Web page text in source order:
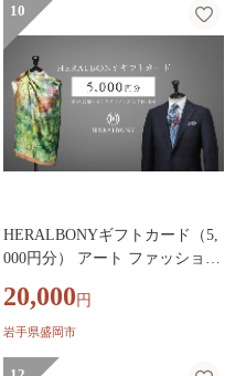
810
HERALBONYギフトカード（5,
000円分） アート ファッション
ント お祝い 贈答人気 おすすめ
岩手県 盛岡市 岩手 盛岡 株式会
20,000 円
岩手県盛岡市